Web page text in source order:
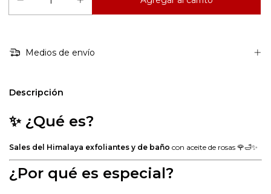
Medios de envío
Descripción
✨ ¿Qué es?
Sales del Himalaya exfoliantes y de baño con aceite de rosas 🌹🛁✨
¿Por qué es especial?